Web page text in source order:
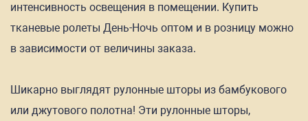
интенсивность освещения в помещении. Купить
тканевые ролеты День-Ночь оптом и в розницу можно
в зависимости от величины заказа.
Шикарно выглядят рулонные шторы из бамбукового
или джутового полотна! Эти рулонные шторы,